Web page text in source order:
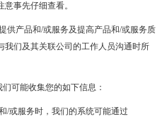
事先仔细查看。
供产品和/或服务及提高产品和/或服务质
我们及其关联公司的工作人员沟通时所
可能收集您的如下信息：
/或服务时，我们的系统可能通过